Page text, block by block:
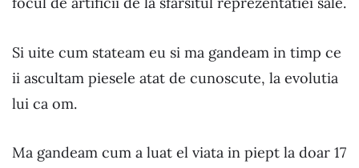
Si uite cum stateam eu si ma gandeam in timp ce
ii ascultam piesele atat de cunoscute, la evolutia
lui ca om.
Ma gandeam cum a luat el viata in piept la doar 17